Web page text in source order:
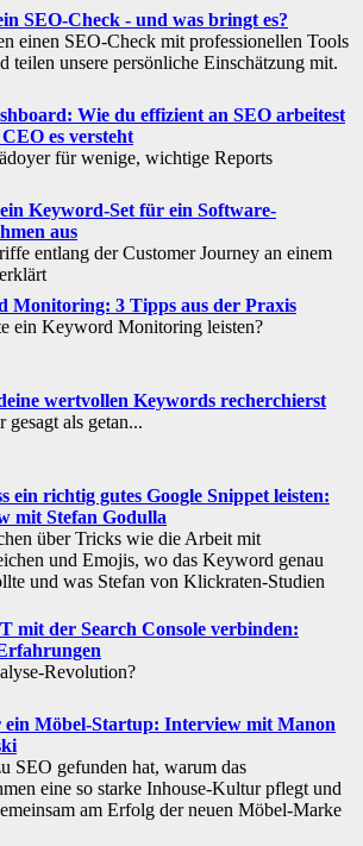
SEO-Check - und was bringt es?
einen SEO-Check mit professionellen Tools
teilen unsere persönliche Einschätzung mit.
Wie du effizient an SEO arbeitest
es versteht
für wenige, wichtige Reports
Keyword-Set für ein Software-
aus
entlang der Customer Journey an einem
Monitoring: 3 Tipps aus der Praxis
ein Keyword Monitoring leisten?
wertvollen Keywords recherchierst
gesagt als getan...
ein richtig gutes Google Snippet leisten:
mit Stefan Godulla
über Tricks wie die Arbeit mit
und Emojis, wo das Keyword genau
und was Stefan von Klickraten-Studien
mit der Search Console verbinden:
Revolution?
ein Möbel-Startup: Interview mit Manon
SEO gefunden hat, warum das
eine so starke Inhouse-Kultur pflegt und
am Erfolg der neuen Möbel-Marke